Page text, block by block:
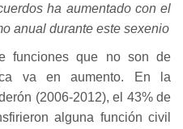
ha aumentado con el
anual durante este sexenio
funciones que no son de
va en aumento. En la
(2006-2012), el 43% de
alguna función civil